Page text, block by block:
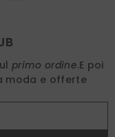
primo ordine.E poi
moda e offerte